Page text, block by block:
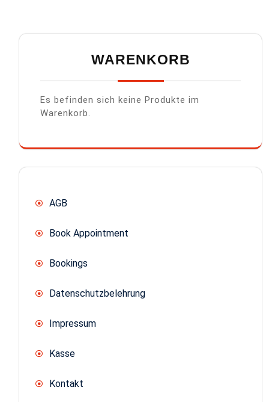
WARENKORB
Es befinden sich keine Produkte im
Warenkorb.
AGB
Book Appointment
Bookings
Datenschutzbelehrung
Impressum
Kasse
Kontakt